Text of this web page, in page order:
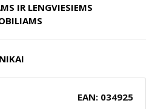
IR LENGVIESIEMS
EAN: 034925